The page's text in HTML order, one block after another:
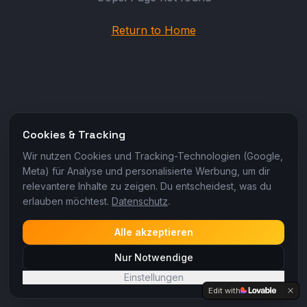
Return to Home
Cookies & Tracking
Wir nutzen Cookies und Tracking-Technologien (Google,
Meta) für Analyse und personalisierte Werbung, um dir
relevantere Inhalte zu zeigen. Du entscheidest, was du
erlauben möchtest. Datenschutz.
Alle akzeptieren
Nur Notwendige
Einstellungen
Edit with